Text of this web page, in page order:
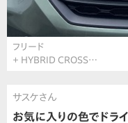
フリード
＋ HYBRID CROSS…
サスケさん
お気に入りの色でドラ